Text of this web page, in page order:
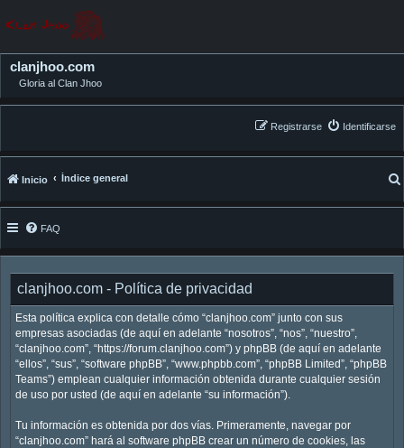
clanjhoo.com
Gloria al Clan Jhoo
Identificarse
Registrarse
Inicio Índice general
FAQ
clanjhoo.com - Política de privacidad
Esta política explica con detalle cómo “clanjhoo.com” junto con sus
empresas asociadas (de aquí en adelante “nosotros”, “nos”, “nuestro”,
“clanjhoo.com”, “https://forum.clanjhoo.com”) y phpBB (de aquí en adelante
“ellos”, “sus”, “software phpBB”, “www.phpbb.com”, “phpBB Limited”, “phpBB
Teams”) emplean cualquier información obtenida durante cualquier sesión
de uso por usted (de aquí en adelante “su información”).
Tu información es obtenida por dos vías. Primeramente, navegar por
“clanjhoo.com” hará al software phpBB crear un número de cookies, las